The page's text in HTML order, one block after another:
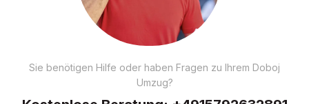
Sie benötigen Hilfe oder haben Fragen zu Ihrem Doboj
Umzug?